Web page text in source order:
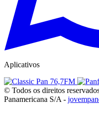
Aplicativos
© Todos os direitos
Panamericana S/A -